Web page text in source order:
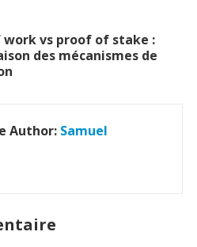
vs proof of stake :
des mécanismes de
Author: Samuel